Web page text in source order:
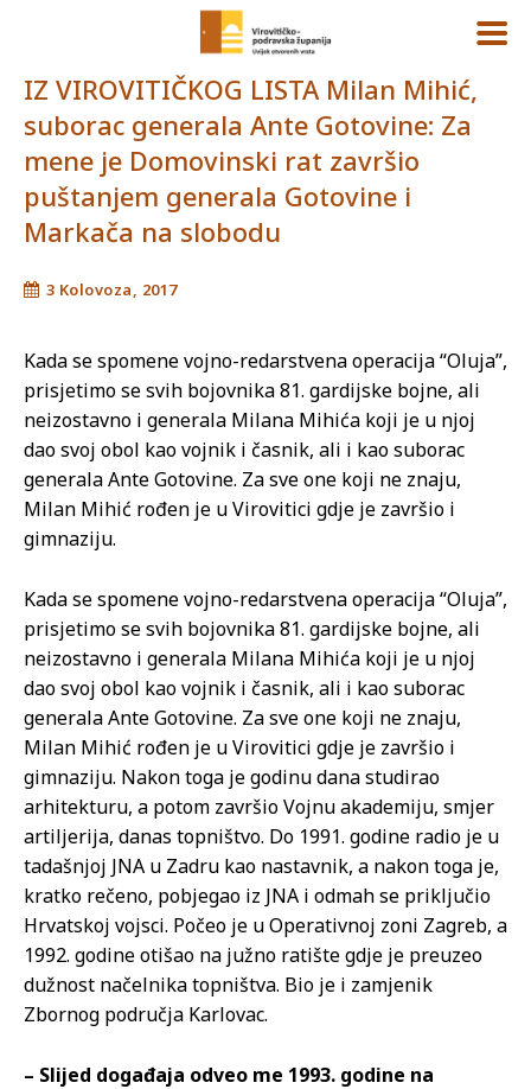
IZ VIROVITIČKOG LISTA Milan Mihić,
suborac generala Ante Gotovine: Za
mene je Domovinski rat završio
puštanjem generala Gotovine i
Markača na slobodu
3 Kolovoza, 2017
Kada se spomene vojno-redarstvena operacija “Oluja”,
prisjetimo se svih bojovnika 81. gardijske bojne, ali
neizostavno i generala Milana Mihića koji je u njoj
dao svoj obol kao vojnik i časnik, ali i kao suborac
generala Ante Gotovine. Za sve one koji ne znaju,
Milan Mihić rođen je u Virovitici gdje je završio i
gimnaziju.
Kada se spomene vojno-redarstvena operacija “Oluja”,
prisjetimo se svih bojovnika 81. gardijske bojne, ali
neizostavno i generala Milana Mihića koji je u njoj
dao svoj obol kao vojnik i časnik, ali i kao suborac
generala Ante Gotovine. Za sve one koji ne znaju,
Milan Mihić rođen je u Virovitici gdje je završio i
gimnaziju. Nakon toga je godinu dana studirao
arhitekturu, a potom završio Vojnu akademiju, smjer
artiljerija, danas topništvo. Do 1991. godine radio je u
tadašnjoj JNA u Zadru kao nastavnik, a nakon toga je,
kratko rečeno, pobjegao iz JNA i odmah se priključio
Hrvatskoj vojsci. Počeo je u Operativnoj zoni Zagreb, a
1992. godine otišao na južno ratište gdje je preuzeo
dužnost načelnika topništva. Bio je i zamjenik
Zbornog područja Karlovac.
– Slijed događaja odveo me 1993. godine na